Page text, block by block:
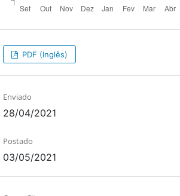
PDF (Inglês)
Enviado
28/04/2021
Postado
03/05/2021